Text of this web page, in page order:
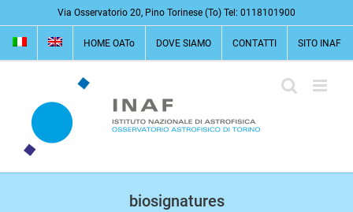
al
contenuto
Via Osservatorio 20, Pino Torinese (To) Tel: 0118101900
HOME OATo DOVE SIAMO CONTATTI SITO INAF
biosignatures